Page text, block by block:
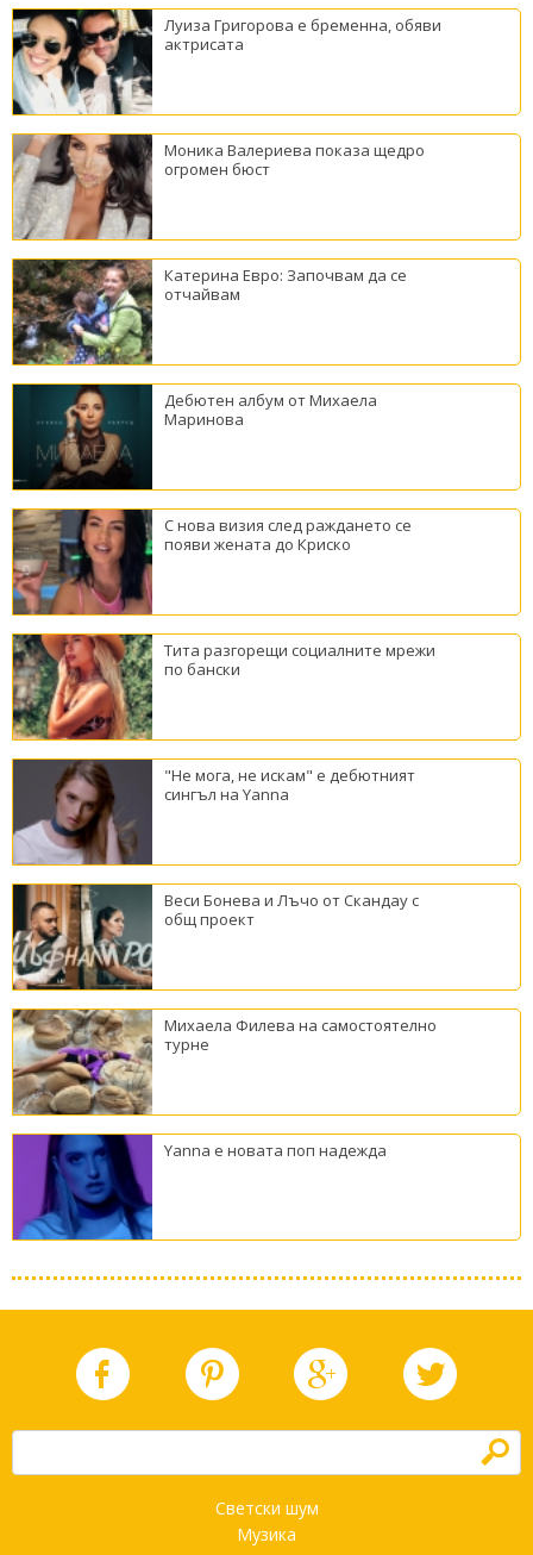
Луиза Григорова е бременна, обяви
актрисата
Моника Валериева показа щедро
огромен бюст
Катерина Евро: Започвам да се
отчайвам
Дебютен албум от Михаела
Маринова
С нова визия след раждането се
появи жената до Криско
Тита разгорещи социалните мрежи
по бански
"Не мога, не искам" е дебютният
сингъл на Yanna
Веси Бонева и Лъчо от Скандау с
общ проект
Михаела Филева на самостоятелно
турне
Yanna е новата поп надежда
h
Светски шум
Музика